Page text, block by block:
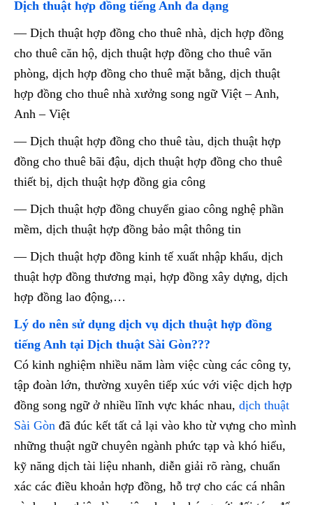
Dịch thuật hợp đồng tiếng Anh đa dạng
— Dịch thuật hợp đồng cho thuê nhà, dịch hợp đồng
cho thuê căn hộ, dịch thuật hợp đồng cho thuê văn
phòng, dịch hợp đồng cho thuê mặt bằng, dịch thuật
hợp đồng cho thuê nhà xưởng song ngữ Việt – Anh,
Anh – Việt
— Dịch thuật hợp đồng cho thuê tàu, dịch thuật hợp
đồng cho thuê bãi đậu, dịch thuật hợp đồng cho thuê
thiết bị, dịch thuật hợp đồng gia công
— Dịch thuật hợp đồng chuyển giao công nghệ phần
mềm, dịch thuật hợp đồng bảo mật thông tin
— Dịch thuật hợp đồng kinh tế xuất nhập khẩu, dịch
thuật hợp đồng thương mại, hợp đồng xây dựng, dịch
hợp đồng lao động,…
Lý do nên sử dụng dịch vụ dịch thuật hợp đồng
tiếng Anh tại Dịch thuật Sài Gòn???
Có kinh nghiệm nhiều năm làm việc cùng các công ty,
tập đoàn lớn, thường xuyên tiếp xúc với việc dịch hợp
đồng song ngữ ở nhiều lĩnh vực khác nhau, dịch thuật
Sài Gòn đã đúc kết tất cả lại vào kho từ vựng cho mình
những thuật ngữ chuyên ngành phức tạp và khó hiểu,
kỹ năng dịch tài liệu nhanh, diễn giải rõ ràng, chuẩn
xác các điều khoản hợp đồng, hỗ trợ cho các cá nhân